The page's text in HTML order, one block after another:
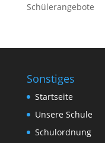
Schülerangebote
Sonstiges
Startseite
Unsere Schule
Schulordnung